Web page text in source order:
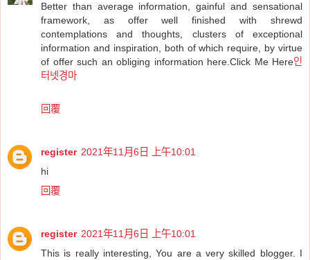
Better than average information, gainful and sensational
framework, as offer well finished with shrewd
contemplations and thoughts, clusters of exceptional
information and inspiration, both of which require, by virtue
of offer such an obliging information here.Click Me Here인
터넷경마
回覆
register 2021年11月6日 上午10:01
hi
回覆
register 2021年11月6日 上午10:01
This is really interesting, You are a very skilled blogger. I